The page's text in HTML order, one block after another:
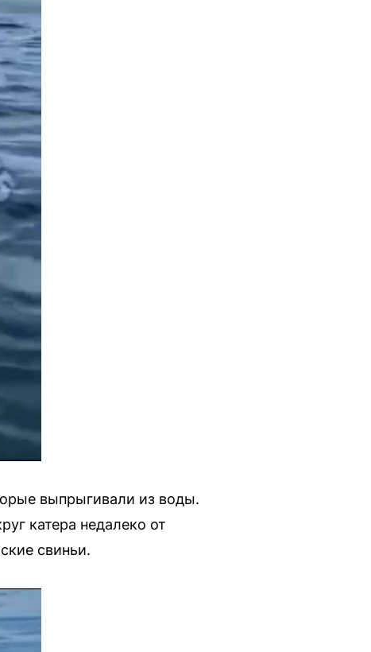
выпрыгивали из воды.
катера недалеко от
свиньи.